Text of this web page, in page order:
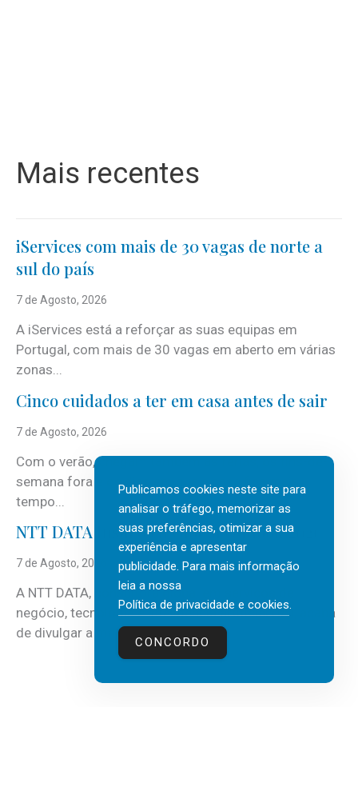
Mais recentes
iServices com mais de 30 vagas de norte a
sul do país
7 de Agosto, 2026
A iServices está a reforçar as suas equipas em
Portugal, com mais de 30 vagas em aberto em várias
zonas...
Cinco cuidados a ter em casa antes de sair
7 de Agosto, 2026
Com o verão, chegam também as férias, os fins-de-
semana fora e os dias em que a casa fica mais
tempo...
NTT DATA Insurtech Global Outlook 2026
7 de Agosto, 2026
A NTT DATA, consultora global em serviços de
negócio, tecnologia e inteligência artificial (IA), acaba
de divulgar a mais recente...
Publicamos cookies neste site para
analisar o tráfego, memorizar as
suas preferências, otimizar a sua
experiência e apresentar
publicidade. Para mais informação
leia a nossa
Política de privacidade e cookies.
CONCORDO